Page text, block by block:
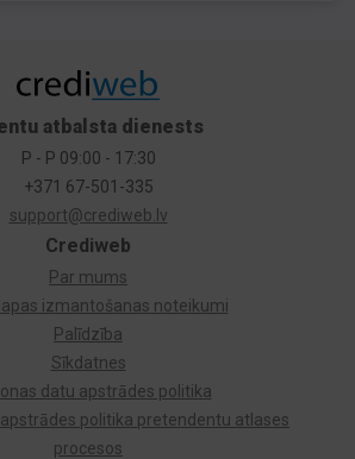
Crediweb
Par mums
izmantošanas noteikumi
Palīdzība
Sīkdatnes
datu apstrādes politika
politika pretendentu atlases
procesos
atbalsta dienests
P - P 09:00 - 17:30
+371 67-501-335
support@crediweb.lv